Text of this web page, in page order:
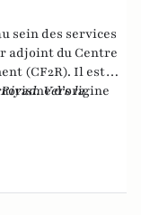
sein des services
adjoint du Centre
(CF2R). Il est
d’origine
Vers la